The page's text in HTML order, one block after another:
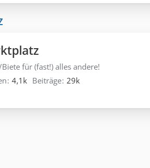
Biete für (fast!) alles andere!
4,1k Beiträge 29k